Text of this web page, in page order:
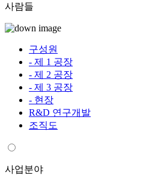
사람들
구성원
- 제 1 공장
- 제 2 공장
- 제 3 공장
- 현장
R&D 연구개발
조직도
사업분야